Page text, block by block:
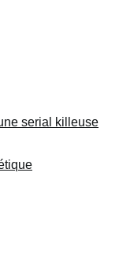
serial killeuse